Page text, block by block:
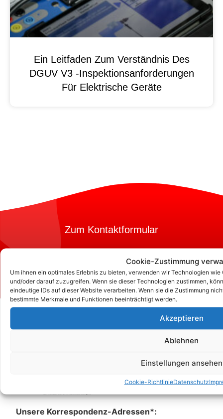
Cookie-Zustimmung
Um ihnen ein optimales Erlebnis zu bieten, verwenden wir Technologien
und/oder darauf zuzugreifen. Wenn sie dieser Technologien zustimmen,
eindeutige IDs auf dieser Website verarbeiten. Wenn sie die Zustimmung
bestimmte Merkmale und Funktionen beeinträchtigt werden.
Akzeptieren
Ablehnen
Einstellungen ansehen
Cookie-RichtlinieDatenschutz
Ein Leitfaden Zum Verständnis Des
DGUV V3 -Inspektionsanforderungen
Für Elektrische Geräte
Zum Kontaktformular
Unsere Korrespondenz-Adressen*: